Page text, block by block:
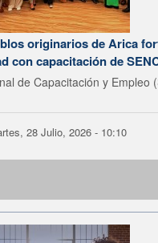
originarios de Arica
con capacitación de
de Capacitación y Empleo
28 Julio, 2026 - 10:10